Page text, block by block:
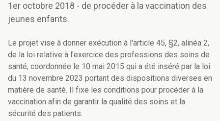
1er octobre 2018 - de procéder à la vaccination des
jeunes enfants.
Le projet vise à donner exécution à l'article 45, §2, alinéa 2,
de la loi relative à l'exercice des professions des soins de
santé, coordonnée le 10 mai 2015 qui a été inséré par la loi
du 13 novembre 2023 portant des dispositions diverses en
matière de santé. Il fixe les conditions pour procéder à la
vaccination afin de garantir la qualité des soins et la
sécurité des patients.